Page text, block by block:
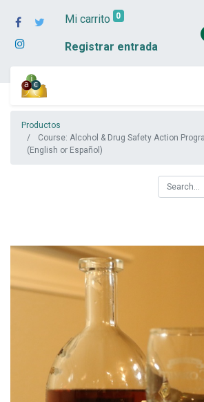
Mi carrito 0
Registrar entrada
Productos
Course: Alcohol & Drug Safety Action
(English or Español)